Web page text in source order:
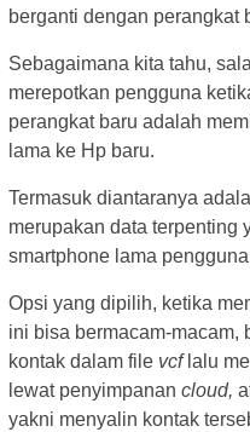
berganti dengan perangkat
Sebagaimana kita tahu,
merepotkan pengguna
perangkat baru adalah
lama ke Hp baru.
Termasuk diantaranya
merupakan data terpenting
smartphone lama
Opsi yang dipilih, ketika
ini bisa bermacam-macam,
kontak dalam file vcflalu
lewat penyimpanan cloud,
yakni menyalin kontak